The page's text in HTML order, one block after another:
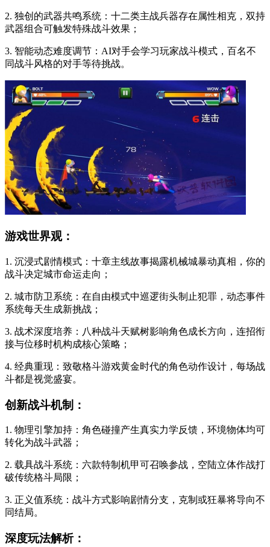
2. 独创的武器共鸣系统：十二类主战兵器存在属性相克，双持
武器组合可触发特殊战斗效果；
3. 智能动态难度调节：AI对手会学习玩家战斗模式，百名不
同战斗风格的对手等待挑战。
游戏世界观：
1. 沉浸式剧情模式：十章主线故事揭露机械城暴动真相，你的
战斗决定城市命运走向；
2. 城市防卫系统：在自由模式中巡逻街头制止犯罪，动态事件
系统每天生成新挑战；
3. 战术深度培养：八种战斗天赋树影响角色成长方向，连招衔
接与位移时机构成核心策略；
4. 经典重现：致敬格斗游戏黄金时代的角色动作设计，每场战
斗都是视觉盛宴。
创新战斗机制：
1. 物理引擎加持：角色碰撞产生真实力学反馈，环境物体均可
转化为战斗武器；
2. 载具战斗系统：六款特制机甲可召唤参战，空陆立体作战打
破传统格斗局限；
3. 正义值系统：战斗方式影响剧情分支，克制或狂暴将导向不
同结局。
深度玩法解析：